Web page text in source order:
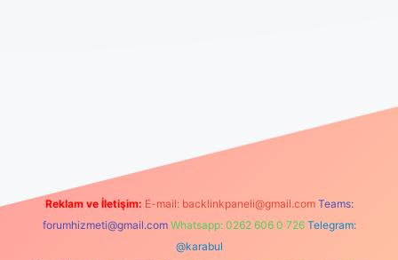
Reklam ve İletişim: E-mail: backlinkpaneli@gmail.com Teams:
forumhizmeti@gmail.com Whatsapp: 0262 606 0 726 Telegram:
@karabul